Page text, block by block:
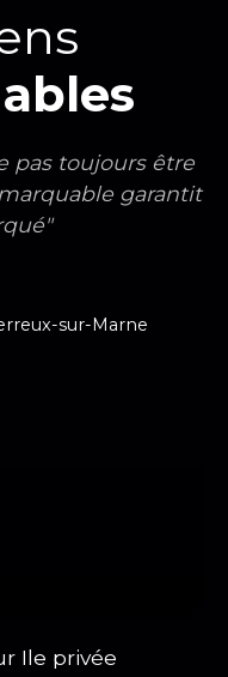
pas toujours être
garantit
Ile privée